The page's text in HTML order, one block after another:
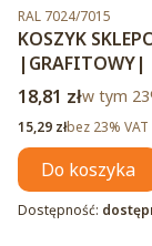
Kod produktu
RAL 7024/7015
KOSZYK
|GRAFITOWY|
Cena brutto
18,81 złw tym
w tym
Cena netto
15,29 złbez 23% VAT
Do koszyka
Dostępność: